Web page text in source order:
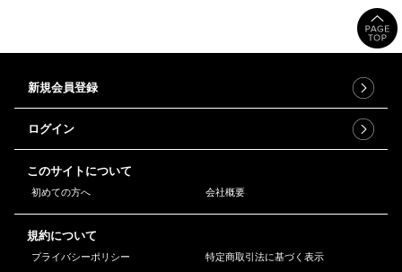
新規会員登録
ログイン
このサイトについて
初めての方へ 会社概要
規約について
プライバシーポリシー
特定商取引法に基づく表示